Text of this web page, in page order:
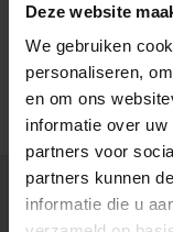
Deze website
We gebruiken
personaliseren,
en om ons
informatie over
partners voor
partners kunnen
informatie die u
Neutrik |NAC3FPX-